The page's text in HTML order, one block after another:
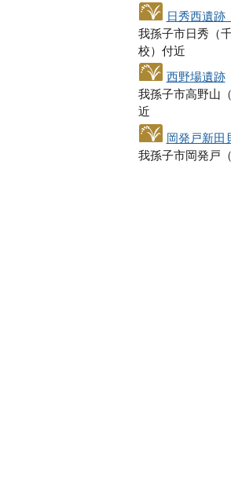
日秀西遺跡
我孫子市日秀（
校）付近
西野場遺跡
我孫子市高野山
近
岡発戸新田
我孫子市岡発戸